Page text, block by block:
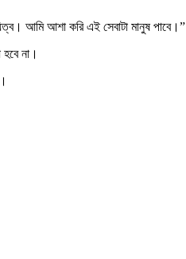
আমি আশা করি এই সেবাটা মানুষ পাবে।”
না।